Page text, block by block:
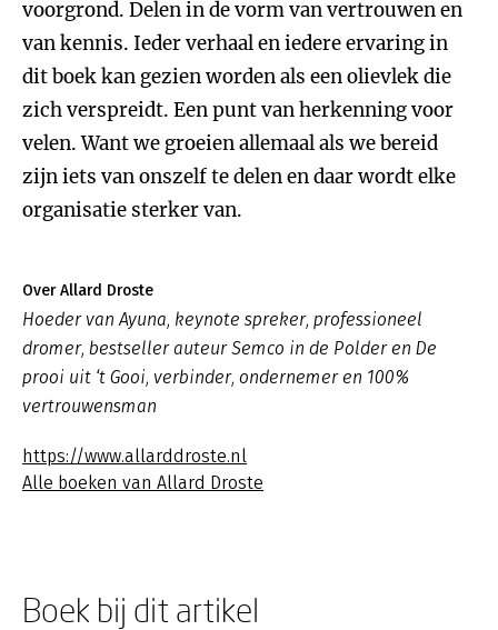
voorgrond. Delen in de vorm van vertrouwen en
van kennis. Ieder verhaal en iedere ervaring in
dit boek kan gezien worden als een olievlek die
zich verspreidt. Een punt van herkenning voor
velen. Want we groeien allemaal als we bereid
zijn iets van onszelf te delen en daar wordt elke
organisatie sterker van.
Over Allard Droste
Hoeder van Ayuna, keynote spreker, professioneel
dromer, bestseller auteur Semco in de Polder en De
prooi uit ‘t Gooi, verbinder, ondernemer en 100%
vertrouwensman
https://www.allarddroste.nl
Alle boeken van Allard Droste
Boek bij dit artikel